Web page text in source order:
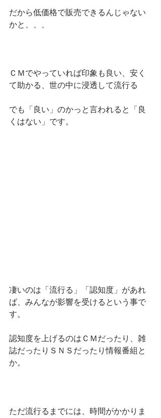
だから低価格で販売できるんじゃない
かと、、、
ＣＭでやっていれば印象も良い、安く
て助かる、世の中に浸透して流行る
でも「良い」のかっと言われると「良
くはない」です。
凄いのは「流行る」「認知度」があれ
ば、みんなが影響を受けるという事で
す。
認知度を上げるのはＣＭだったり、雑
誌だったりＳＮＳだったり情報番組と
か。
ただ流行るまでには、時間がかかりま